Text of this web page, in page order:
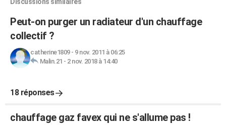
Peut-on purger un radiateur d'un chauffage
collectif ?
catherine1809- 9 nov. 2011 à 06:25
Malin.21 - 2 nov. 2018 à 14:40
18 réponses
chauffage gaz favex qui ne s'allume pas !